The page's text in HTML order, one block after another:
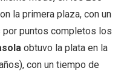
la primera plaza, con un
puntos completos los
obtuvo la plata en la
con un tiempo de